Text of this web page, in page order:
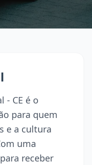
- CE é o
para quem
e a cultura
uma
receber